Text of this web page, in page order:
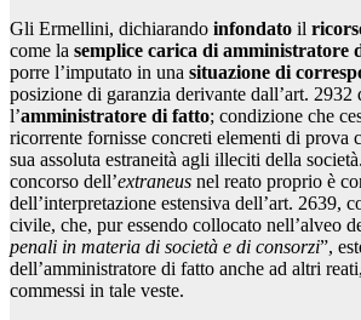
Gli Ermellini, dichiarando infondato il
come la semplice carica di amministratore
porre l’imputato in una situazione di
posizione di garanzia derivante dall’art.
l’amministratore di fatto; condizione che
ricorrente fornisse concreti elementi di prova
sua assoluta estraneità agli illeciti della
concorso dell’extraneus nel reato proprio è
dell’interpretazione estensiva dell’art. 2639,
civile, che, pur essendo collocato nell’alveo
penali in materia di società e di consorzi”,
dell’amministratore di fatto anche ad altri
commessi in tale veste.